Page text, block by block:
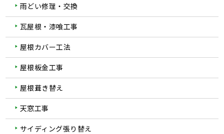
雨どい修理・交換
瓦屋根・漆喰工事
屋根カバー工法
屋根板金工事
屋根葺き替え
天窓工事
サイディング張り替え